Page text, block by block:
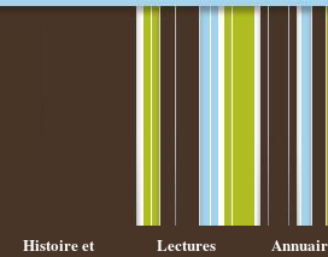
Histoire et
Lectures